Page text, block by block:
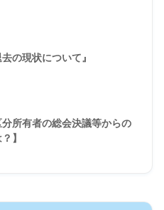
の現状について』
分所有者の総会決議等からの
】